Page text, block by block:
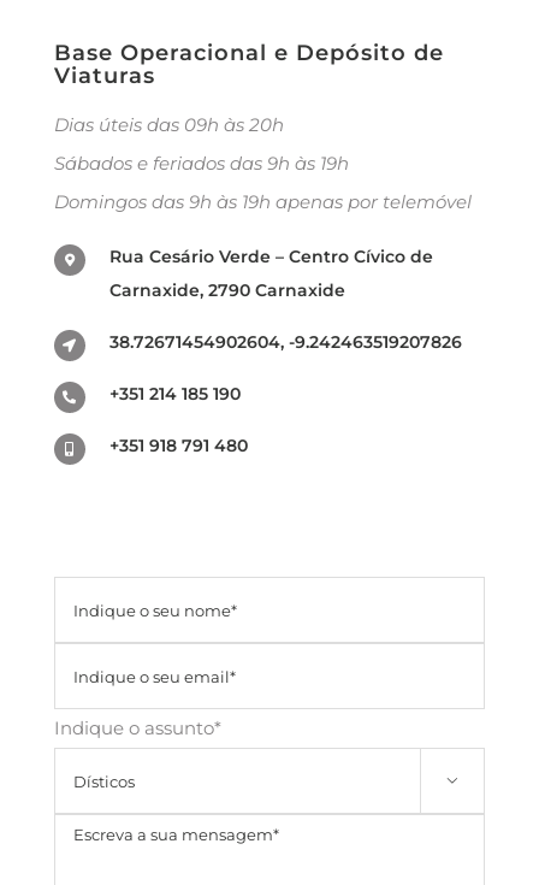
Base Operacional e Depósito de
Viaturas
Dias úteis das 09h às 20h
Sábados e feriados das 9h às 19h
Domingos das 9h às 19h apenas por telemóvel
Rua Cesário Verde – Centro Cívico de
Carnaxide, 2790 Carnaxide
38.72671454902604, -9.242463519207826
+351 214 185 190
+351 918 791 480
Indique o assunto*
